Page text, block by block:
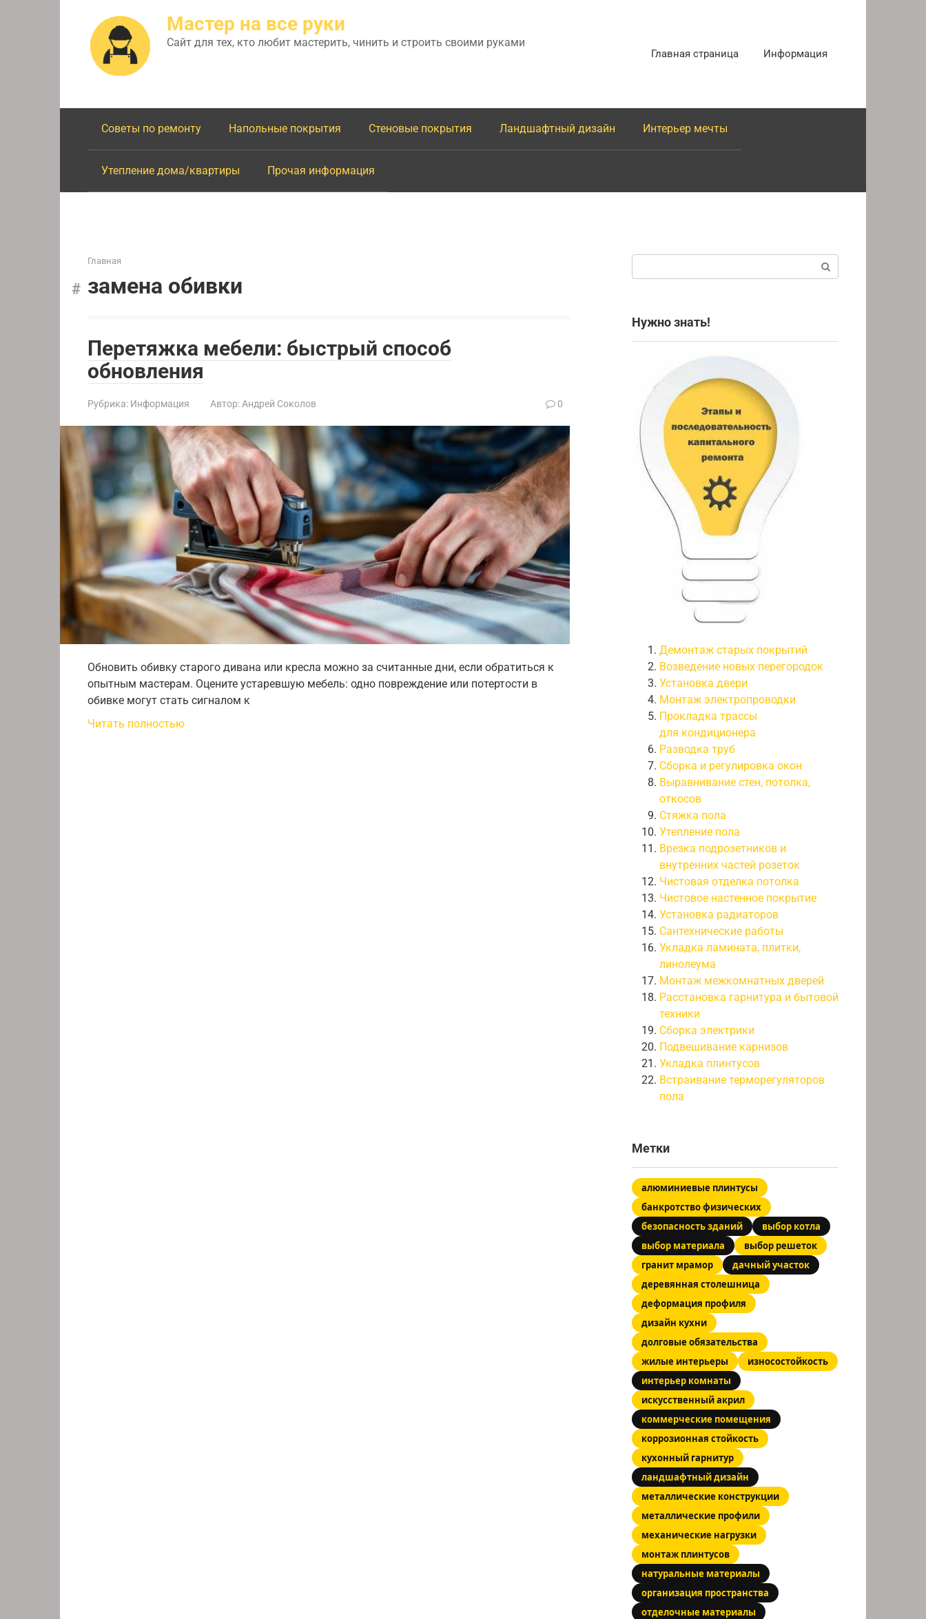
Мастер на все руки
Сайт для тех, кто любит мастерить, чинить и строить своими руками
Главная страница Информация
Советы по ремонту Напольные покрытия Стеновые покрытия Ландшафтный дизайн Интерьер мечты
Утепление дома/квартиры Прочая информация
Главная
замена обивки
Перетяжка мебели: быстрый способ
обновления
Рубрика: Информация Автор: Андрей Соколов 0
Обновить обивку старого дивана или кресла можно за считанные дни, если обратиться к
опытным мастерам. Оцените устаревшую мебель: одно повреждение или потертости в
обивке могут стать сигналом к
Читать полностью
Нужно знать!
Демонтаж старых покрытий
Возведение новых перегородок
Установка двери
Монтаж электропроводки
Прокладка трассы
для кондиционера
Разводка труб
Сборка и регулировка окон
Выравнивание стен, потолка,
откосов
Стяжка пола
Утепление пола
Врезка подрозетников и
внутренних частей розеток
Чистовая отделка потолка
Чистовое настенное покрытие
Установка радиаторов
Сантехнические работы
Укладка ламината, плитки,
линолеума
Монтаж межкомнатных дверей
Расстановка гарнитура и бытовой
техники
Сборка электрики
Подвешивание карнизов
Укладка плинтусов
Встраивание терморегуляторов
пола
Метки
алюминиевые плинтусы
банкротство физических
безопасность зданий
выбор котла
выбор материала
выбор решеток
гранит мрамор
дачный участок
деревянная столешница
деформация профиля
дизайн кухни
долговые обязательства
жилые интерьеры
износостойкость
интерьер комнаты
искусственный акрил
коммерческие помещения
коррозионная стойкость
кухонный гарнитур
ландшафтный дизайн
металлические конструкции
металлические профили
механические нагрузки
монтаж плинтусов
натуральные материалы
организация пространства
отделочные материалы